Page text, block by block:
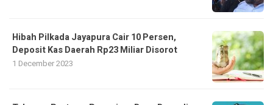
Hibah Pilkada Jayapura Cair 10 Persen,
Deposit Kas Daerah Rp23 Miliar Disorot
1 December 2023